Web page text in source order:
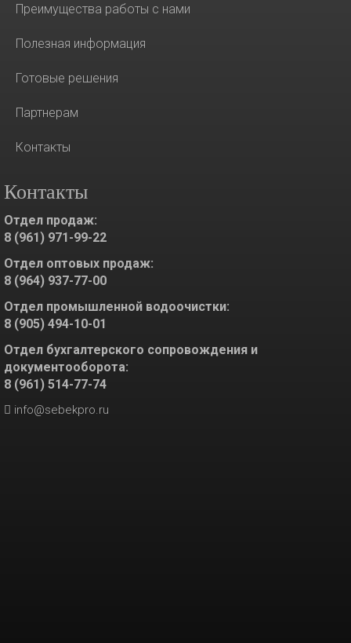
Преимущества работы с нами
Полезная информация
Готовые решения
Партнерам
Контакты
Контакты
Отдел продаж:
8 (961) 971-99-22
Отдел оптовых продаж:
8 (964) 937-77-00
Отдел промышленной водоочистки:
8 (905) 494-10-01
Отдел бухгалтерского сопровождения и
документооборота:
8 (961) 514-77-74
info@sebekpro.ru